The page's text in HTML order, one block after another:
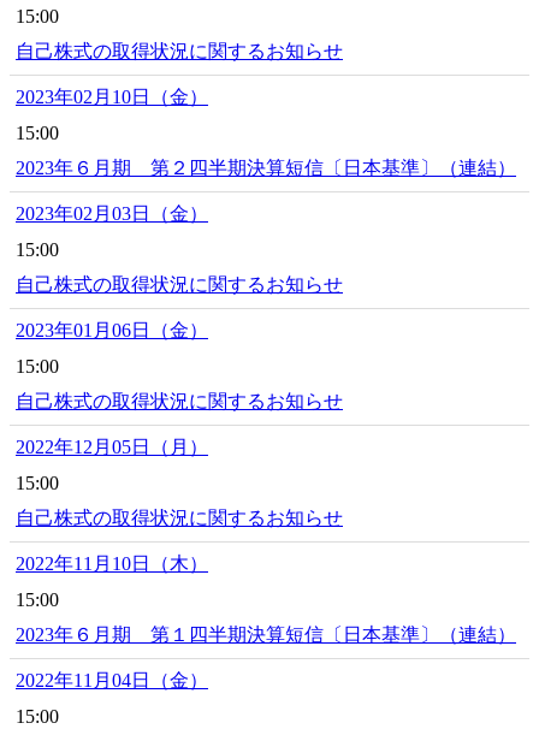
15:00
自己株式の取得状況に関するお知らせ
2023年02月10日（金）
15:00
2023年６月期 第２四半期決算短信〔日本基準〕（連結）
2023年02月03日（金）
15:00
自己株式の取得状況に関するお知らせ
2023年01月06日（金）
15:00
自己株式の取得状況に関するお知らせ
2022年12月05日（月）
15:00
自己株式の取得状況に関するお知らせ
2022年11月10日（木）
15:00
2023年６月期 第１四半期決算短信〔日本基準〕（連結）
2022年11月04日（金）
15:00